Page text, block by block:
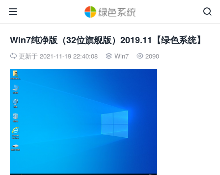


Win7纯净版（32位旗舰版）2019.11【绿色系统】
 更新于 2021-11-19 22:40:08  Win7  2090